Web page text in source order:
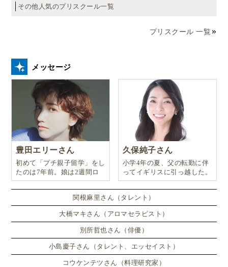
その他人気のプリスクール一覧
プリスクール 一覧
メッセージ
豊田エリーさん
初めて「プチ親子留学」をし
たのは7年前。娘は2週間ロ
ンドンのサマースクールに通
い、英語劇に挑戦したり、
久保純子さん
小学4年の夏、父の転勤に伴
ってイギリスに引っ越した。
関根麻里さん（タレント）
大橋マキさん（アロマセラピスト）
別所哲也さん（俳優）
小島慶子さん（タレント、エッセイスト）
コウケンテツさん（料理研究家）